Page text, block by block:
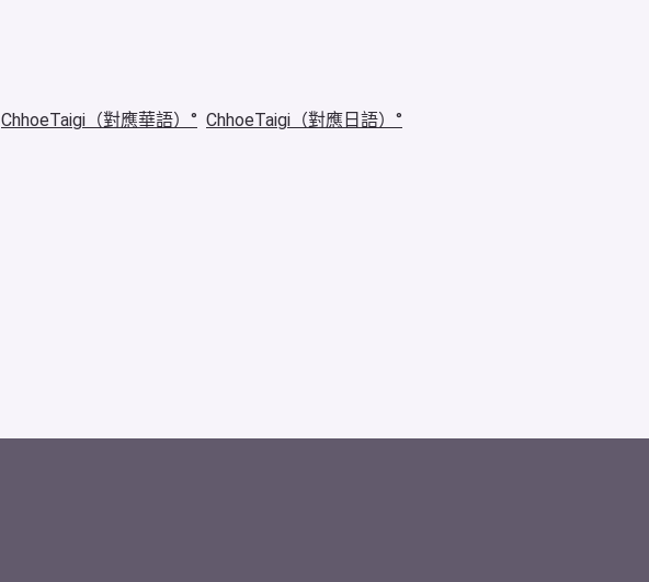
ChhoeTaigi（對應華語）
ChhoeTaigi（對應日語）